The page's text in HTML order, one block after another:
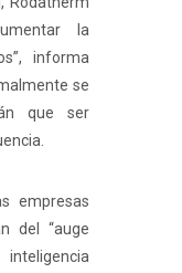
la
informa
se
que ser
empresas
del “auge